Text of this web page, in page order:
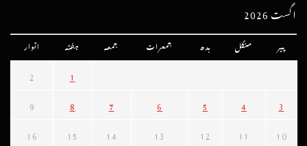
اگست 2026
پیر منگل بدھ جمعرات جمعہ ہفتہ اتوار
1
2
3
4
5
6
7
8
9
10
11
12
13
14
15
16